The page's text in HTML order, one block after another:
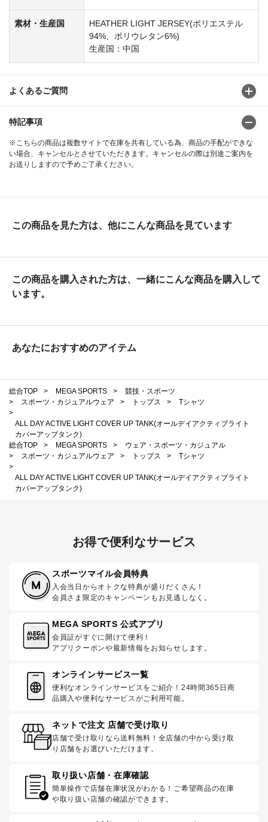
素材・生産国
HEATHER LIGHT JERSEY(ポリエステル
94%、ポリウレタン6%)
生産国：中国
よくあるご質問
特記事項
※こちらの商品は複数サイトで在庫を共有している為、商品の手配ができな
い場合、キャンセルとさせていただきます。キャンセルの際は別途ご案内を
お送りしますので予めご了承ください。
この商品を見た方は、他にこんな商品を見ています
この商品を購入された方は、一緒にこんな商品を購入して
います。
あなたにおすすめのアイテム
総合TOP > MEGA SPORTS >
競技・スポーツ
>
スポーツ・カジュアルウェア > トップス >
Tシャツ
>
ALL DAY ACTIVE LIGHT COVER UP TANK(オールデイアクティブライト
カバーアップタンク)
総合TOP
> MEGA SPORTS >
ウェア・スポーツ・カジュアル
>
スポーツ・カジュアルウェア > トップス >
Tシャツ
>
ALL DAY ACTIVE LIGHT COVER UP TANK(オールデイアクティブライト
カバーアップタンク)
お得で便利なサービス
スポーツマイル会員特典
入会当日からオトクな特典が盛りだくさん！
会員さま限定のキャンペーンもお見逃しなく。
MEGA SPORTS 公式アプリ
会員証がすぐに開けて便利！
アプリクーポンや最新情報をお知らせします。
オンラインサービス一覧
便利なオンラインサービスをご紹介！24時間365日商
品購入や便利なサービスがご利用可能。
ネットで注文 店舗で受け取り
店舗で受け取りなら送料無料！全店舗の中から受け取
り店舗をお選びいただけます。
取り扱い店舗・在庫確認
簡単操作で店舗在庫状況がわかる！ご希望商品の在庫
や取り扱い店舗の確認ができます。